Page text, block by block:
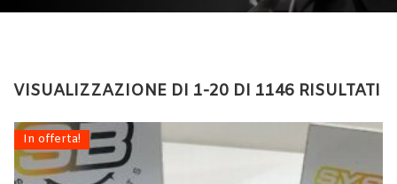
VISUALIZZAZIONE DI 1-20 DI 1146 RISULTATI
In offerta!